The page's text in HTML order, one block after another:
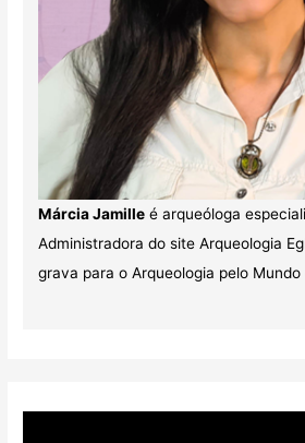
Márcia Jamilleé arqueóloga
Administradora do site Arqueologia
grava para o Arqueologia pelo Mundo